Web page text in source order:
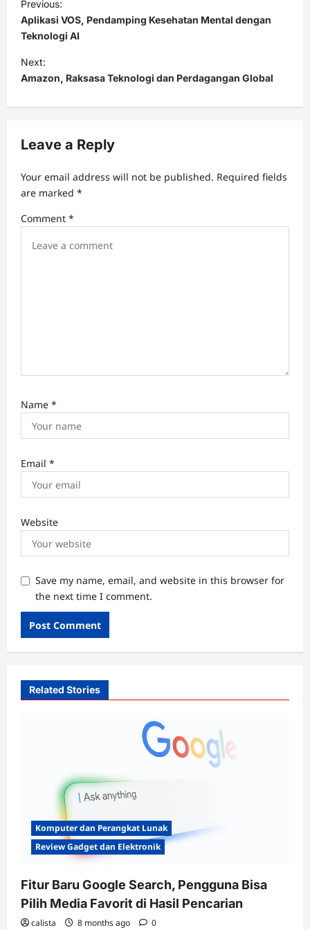
o
s
t
n
a
i
a
t
i
Previous:
Aplikasi VOS, Pendamping Kesehatan Mental dengan
Teknologi AI
Next:
Amazon, Raksasa Teknologi dan Perdagangan Global
Leave a Reply
Your email address will not be published. Required fields
are marked *
Comment *
Name *
Email *
Website
Save my name, email, and website in this browser for
the next time I comment.
Related Stories
Komputer dan Perangkat Lunak
Review Gadget dan Elektronik
Fitur Baru Google Search, Pengguna Bisa
Pilih Media Favorit di Hasil Pencarian
calista 8 months ago 0